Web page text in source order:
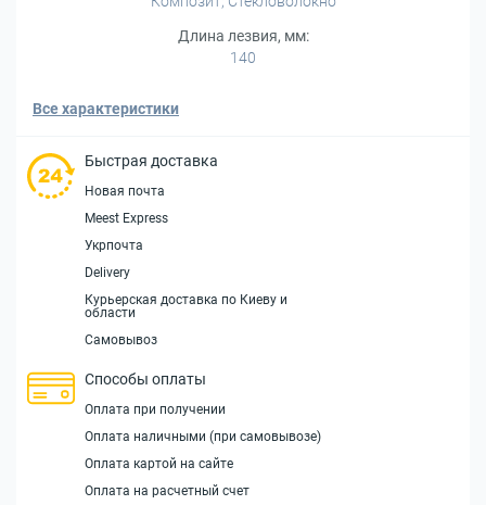
Длина лезвия, мм:
140
Все характеристики
Быстрая доставка
Новая почта
Meest Express
Укрпочта
Delivery
Курьерская доставка по Киеву и
области
Самовывоз
Способы оплаты
Оплата при получении
Оплата наличными (при самовывозе)
Оплата картой на сайте
Оплата на расчетный счет